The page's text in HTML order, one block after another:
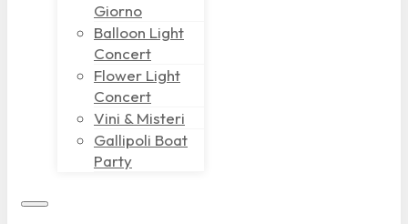
Giorno
Balloon Light
Concert
Flower Light
Concert
Vini & Misteri
Gallipoli Boat
Party